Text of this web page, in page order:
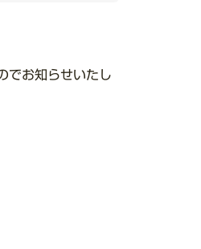
でお知らせいたし